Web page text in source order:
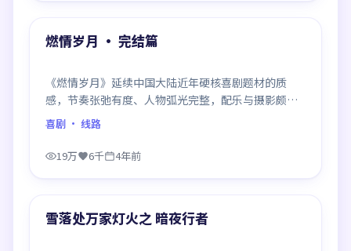
精选
燃情岁月 · 完结篇
《燃情岁月》延续中国大陆近年硬核喜剧题材的质
感，节奏张弛有度、人物弧光完整，配乐与摄影颇具
作者风格，是一部值得逐帧细看的诚意之作。
喜剧 · 线路
19万 6千 4年前
精选
雪落处万家灯火之 暗夜行者